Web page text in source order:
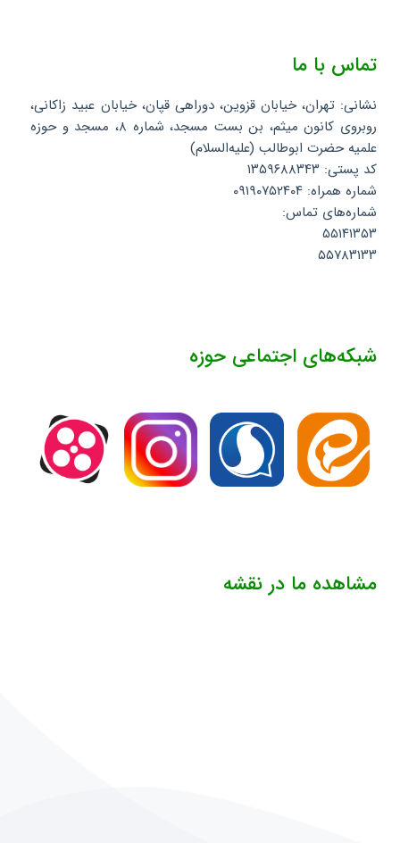
تماس با ما
نشانی: تهران، خیابان قزوین، دوراهی قپان، خیابان عبید زاکانی،
روبروی کانون میثم، بن بست مسجد، شماره ۸، مسجد و حوزه
علمیه حضرت ابوطالب (علیه‌السلام)
کد پستی: ۱۳۵۹۶۸۸۳۴۳
شماره همراه: ۰۹۱۹۰۷۵۲۴۰۴
شماره‌های تماس:
۵۵۱۴۱۳۵۳
۵۵۷۸۳۱۳۳
شبکه‌های اجتماعی حوزه
مشاهده ما در نقشه